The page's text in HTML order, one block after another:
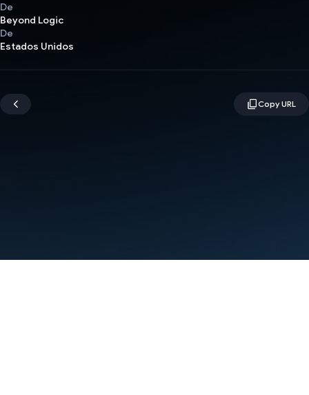
De
Beyond Logic
De
Estados Unidos